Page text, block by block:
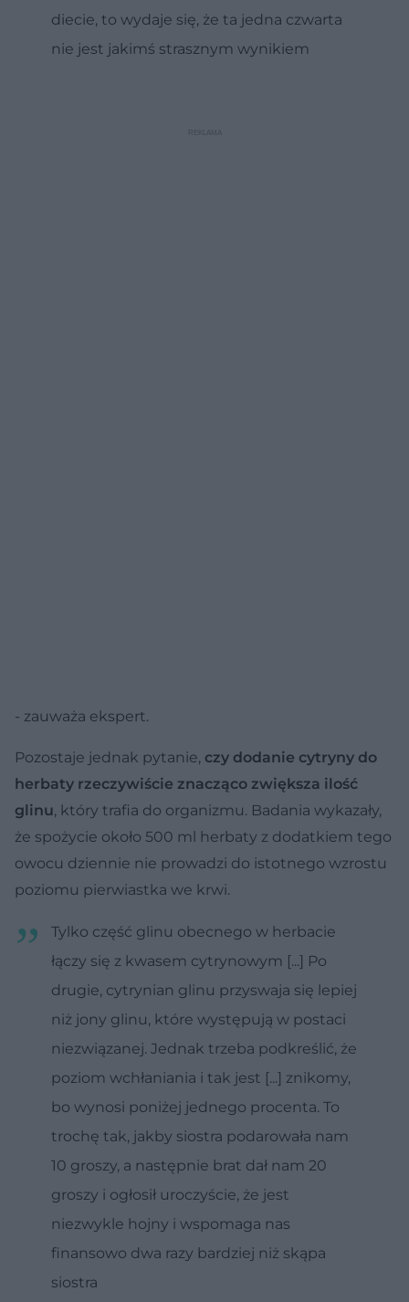
diecie, to wydaje się, że ta jedna czwarta
nie jest jakimś strasznym wynikiem
- zauważa ekspert.
Pozostaje jednak pytanie, czy dodanie cytryny do
herbaty rzeczywiście znacząco zwiększa ilość
glinu, który trafia do organizmu. Badania wykazały,
że spożycie około 500 ml herbaty z dodatkiem tego
owocu dziennie nie prowadzi do istotnego wzrostu
poziomu pierwiastka we krwi.
Tylko część glinu obecnego w herbacie
łączy się z kwasem cytrynowym [...] Po
drugie, cytrynian glinu przyswaja się lepiej
niż jony glinu, które występują w postaci
niezwiązanej. Jednak trzeba podkreślić, że
poziom wchłaniania i tak jest [...] znikomy,
bo wynosi poniżej jednego procenta. To
trochę tak, jakby siostra podarowała nam
10 groszy, a następnie brat dał nam 20
groszy i ogłosił uroczyście, że jest
niezwykle hojny i wspomaga nas
finansowo dwa razy bardziej niż skąpa
siostra